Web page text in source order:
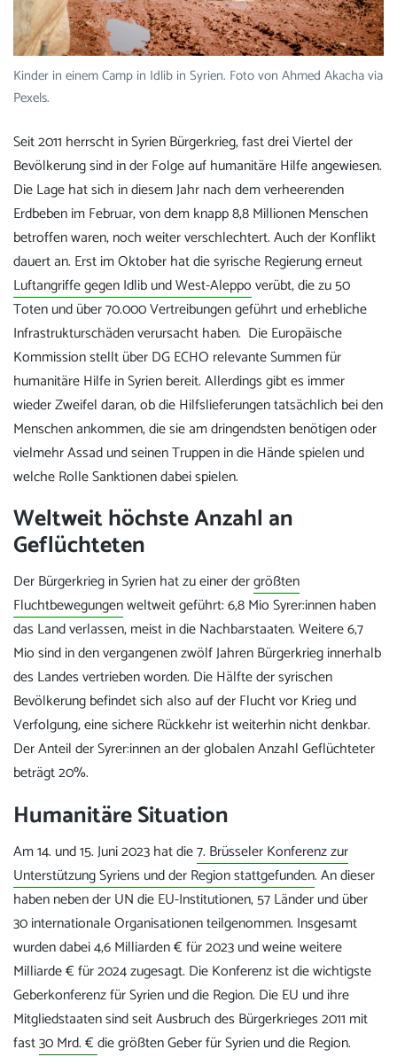
Kinder in einem Camp in Idlib in Syrien. Foto von Ahmed Akacha via
Pexels.
Seit 2011 herrscht in Syrien Bürgerkrieg, fast drei Viertel der
Bevölkerung sind in der Folge auf humanitäre Hilfe angewiesen.
Die Lage hat sich in diesem Jahr nach dem verheerenden
Erdbeben im Februar, von dem knapp 8,8 Millionen Menschen
betroffen waren, noch weiter verschlechtert. Auch der Konflikt
dauert an. Erst im Oktober hat die syrische Regierung erneut
Luftangriffe gegen Idlib und West-Aleppoverübt, die zu 50
Toten und über 70.000 Vertreibungen geführt und erhebliche
Infrastrukturschäden verursacht haben. Die Europäische
Kommission stellt über DG ECHO relevante Summen für
humanitäre Hilfe in Syrien bereit. Allerdings gibt es immer
wieder Zweifel daran, ob die Hilfslieferungen tatsächlich bei den
Menschen ankommen, die sie am dringendsten benötigen oder
vielmehr Assad und seinen Truppen in die Hände spielen und
welche Rolle Sanktionen dabei spielen.
Weltweit höchste Anzahl an
Geflüchteten
Der Bürgerkrieg in Syrien hat zu einer dergrößten
Fluchtbewegungenweltweit geführt: 6,8 Mio Syrer:innen haben
das Land verlassen, meist in die Nachbarstaaten. Weitere 6,7
Mio sind in den vergangenen zwölf Jahren Bürgerkrieg innerhalb
des Landes vertrieben worden. Die Hälfte der syrischen
Bevölkerung befindet sich also auf der Flucht vor Krieg und
Verfolgung, eine sichere Rückkehr ist weiterhin nicht denkbar.
Der Anteil der Syrer:innen an der globalen Anzahl Geflüchteter
beträgt 20%.
Humanitäre Situation
Am 14. und 15. Juni 2023 hat die7. Brüsseler Konferenz zur
Unterstützung Syriens und der Region stattgefunden. An dieser
haben neben der UN die EU-Institutionen, 57 Länder und über
30 internationale Organisationen teilgenommen. Insgesamt
wurden dabei 4,6 Milliarden € für 2023 und weine weitere
Milliarde € für 2024 zugesagt. Die Konferenz ist die wichtigste
Geberkonferenz für Syrien und die Region. Die EU und ihre
Mitgliedstaaten sind seit Ausbruch des Bürgerkrieges 2011 mit
fast30 Mrd. €die größten Geber für Syrien und die Region.